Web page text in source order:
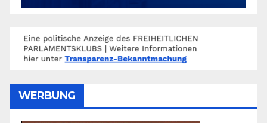
WERBUNG